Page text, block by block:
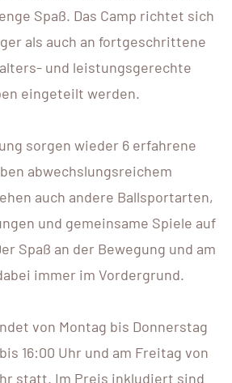
Spaß. Das Camp richtet sich
als auch an fortgeschrittene
und leistungsgerechte
eingeteilt werden.
sorgen wieder 6 erfahrene
abwechslungsreichem
auch andere Ballsportarten,
und gemeinsame Spiele auf
Spaß an der Bewegung und am
immer im Vordergrund.
von Montag bis Donnerstag
16:00 Uhr und am Freitag von
statt. Im Preis inkludiert sind